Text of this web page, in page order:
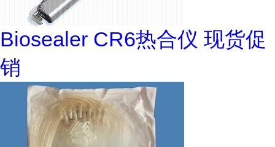
Biosealer CR6热合仪 现货促
销